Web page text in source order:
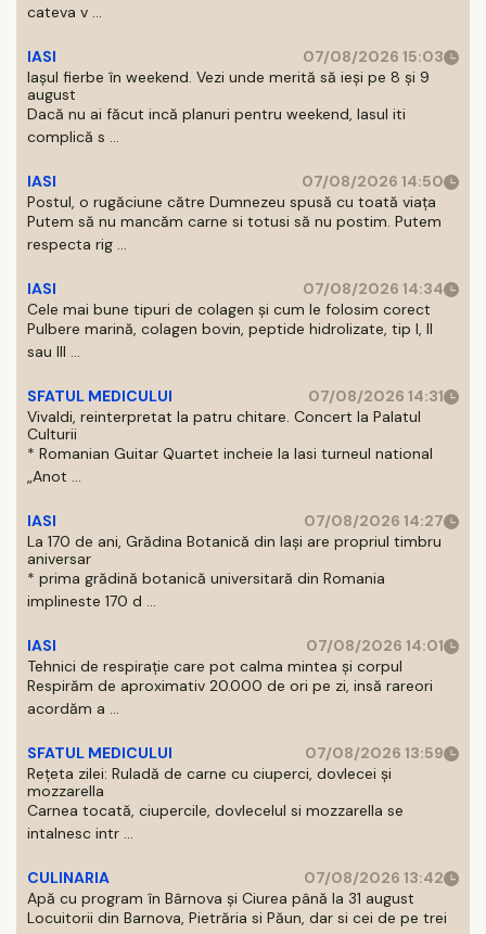
cateva v ...
IASI
07/08/2026 15:03
Iașul fierbe în weekend. Vezi unde merită să ieși pe 8 și 9
august
Dacă nu ai făcut incă planuri pentru weekend, Iasul iti
complică s ...
IASI
07/08/2026 14:50
Postul, o rugăciune către Dumnezeu spusă cu toată viața
Putem să nu mancăm carne si totusi să nu postim. Putem
respecta rig ...
IASI
07/08/2026 14:34
Cele mai bune tipuri de colagen și cum le folosim corect
Pulbere marină, colagen bovin, peptide hidrolizate, tip I, II
sau III ...
SFATUL MEDICULUI
07/08/2026 14:31
Vivaldi, reinterpretat la patru chitare. Concert la Palatul
Culturii
* Romanian Guitar Quartet incheie la Iasi turneul national
„Anot ...
IASI
07/08/2026 14:27
La 170 de ani, Grădina Botanică din Iași are propriul timbru
aniversar
* prima grădină botanică universitară din Romania
implineste 170 d ...
IASI
07/08/2026 14:01
Tehnici de respirație care pot calma mintea și corpul
Respirăm de aproximativ 20.000 de ori pe zi, insă rareori
acordăm a ...
SFATUL MEDICULUI
07/08/2026 13:59
Rețeta zilei: Ruladă de carne cu ciuperci, dovlecei și
mozzarella
Carnea tocată, ciupercile, dovlecelul si mozzarella se
intalnesc intr ...
CULINARIA
07/08/2026 13:42
Apă cu program în Bârnova și Ciurea până la 31 august
Locuitorii din Barnova, Pietrăria si Păun, dar si cei de pe trei